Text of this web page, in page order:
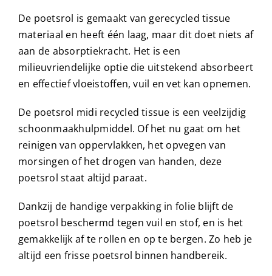
De poetsrol is gemaakt van gerecycled tissue
materiaal en heeft één laag, maar dit doet niets af
aan de absorptiekracht. Het is een
milieuvriendelijke optie die uitstekend absorbeert
en effectief vloeistoffen, vuil en vet kan opnemen.
De poetsrol midi recycled tissue is een veelzijdig
schoonmaakhulpmiddel. Of het nu gaat om het
reinigen van oppervlakken, het opvegen van
morsingen of het drogen van handen, deze
poetsrol staat altijd paraat.
Dankzij de handige verpakking in folie blijft de
poetsrol beschermd tegen vuil en stof, en is het
gemakkelijk af te rollen en op te bergen. Zo heb je
altijd een frisse poetsrol binnen handbereik.